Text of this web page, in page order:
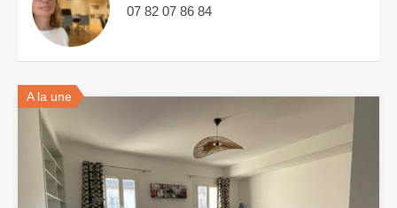
07 82 07 86 84
A la une